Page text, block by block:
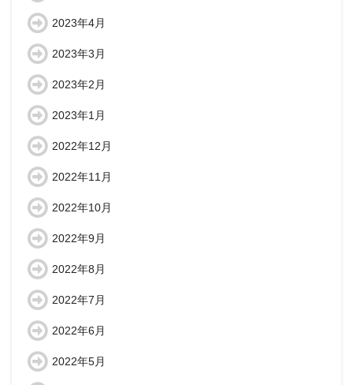
2023年4月
2023年3月
2023年2月
2023年1月
2022年12月
2022年11月
2022年10月
2022年9月
2022年8月
2022年7月
2022年6月
2022年5月